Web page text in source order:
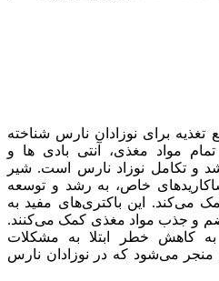
تغذیه برای نوزادان نارس شناخته
مواد مغذی، آنتی بادی ها و
و تکامل نوزاد نارس است. شیر
خاص، به رشد و توسعه
می‌کند. این باکتری‌های مفید به
و جذب مواد مغذی کمک می‌کنند.
کاهش خطر ابتلا به مشکلات
می‌شود که در نوزادان نارس